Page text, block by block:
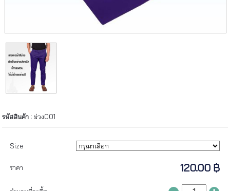
รหัสสินค้า : ม่วง001
Size
ราคา 120.00 ฿